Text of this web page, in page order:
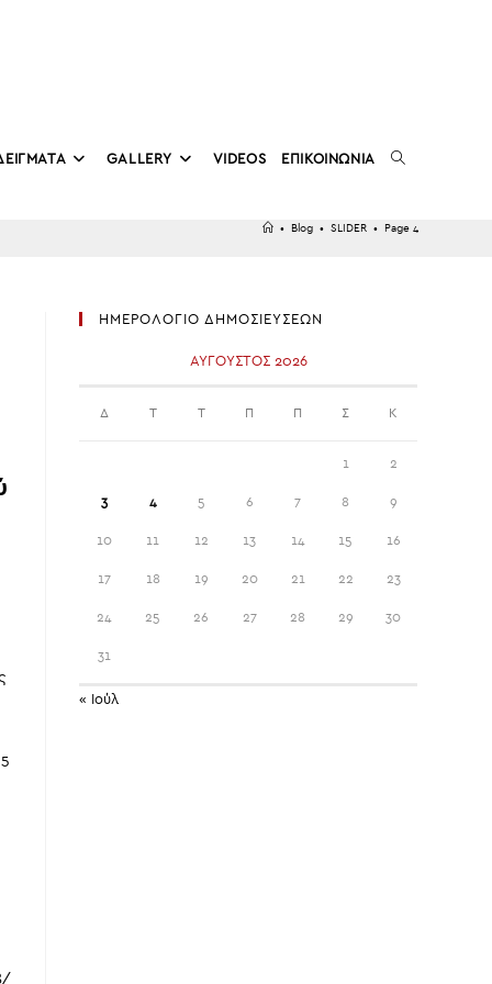
GALLERY VIDEOS ΕΠΙΚΟΙΝΩΝΙΑ TOGGLE
• Blog • SLIDER • Page 4
ΗΜΕΡΟΛΟΓΙΟ ΔΗΜΟΣΙΕΥΣΕΩΝ
ΑΎΓΟΥΣΤΟΣ 2026
Δ Τ Τ Π Π Σ Κ
1 2
3 4 5 6 7 8 9
10 11 12 13 14 15 16
17 18 19 20 21 22 23
24 25 26 27 28 29 30
31
« Ιούλ